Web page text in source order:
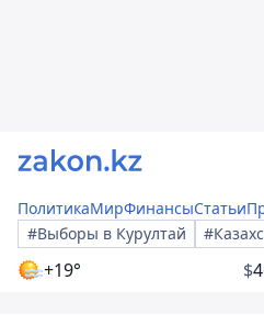
ПолитикаМирФинансыСтатьи
#Выборы в Курултай
+19° $